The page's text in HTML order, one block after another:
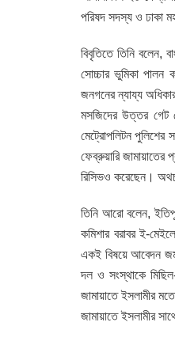
পরিষদ সদস্য ও ঢাকা
বিবৃতিতে তিনি বলেন,
সোচ্চার ভুমিকা পালন
জনগনের ন্যায্য
মসজিদের উত্তর গেট
মেট্রোপলিটন পুলিশের
ফেব্রুয়ারি জামায়াতের
রিসিভও করেছেন।
তিনি আরো বলেন,
কমিশার বরাবর ই-
একই বিষয়ে আবেদন
দল ও সংস্থাকে
জামায়াতে ইসলামীর
জামায়াতে ইসলামীর